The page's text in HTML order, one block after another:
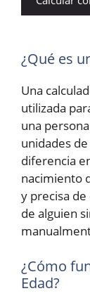
¿Qué es
Una
utilizada
una
unidades
diferencia
nacimiento
y precisa
de alguien
¿Cómo
Edad?